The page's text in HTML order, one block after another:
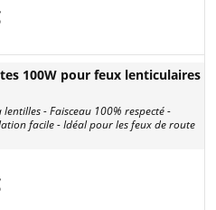
100W pour feux lenticulaires
- Faisceau 100% respecté -
facile - Idéal pour les feux de route